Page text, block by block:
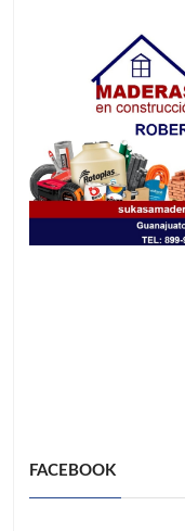
FACEBOOK